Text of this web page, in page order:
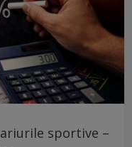
sportive –